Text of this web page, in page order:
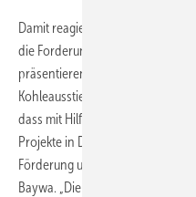
Damit reagieren die beiden
die Forderungen der
präsentieren eine Alternative zu
Kohleausstiegs. „Wir erbringen
dass mit Hilfe von intelligenten
Projekte in Deutschland
Förderung umsetzbar sind“,
Baywa. „Die Realisierung des